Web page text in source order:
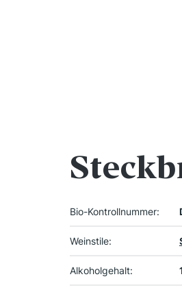
Bio-Kontrollnummer:
Weinstile:
Alkoholgehalt: